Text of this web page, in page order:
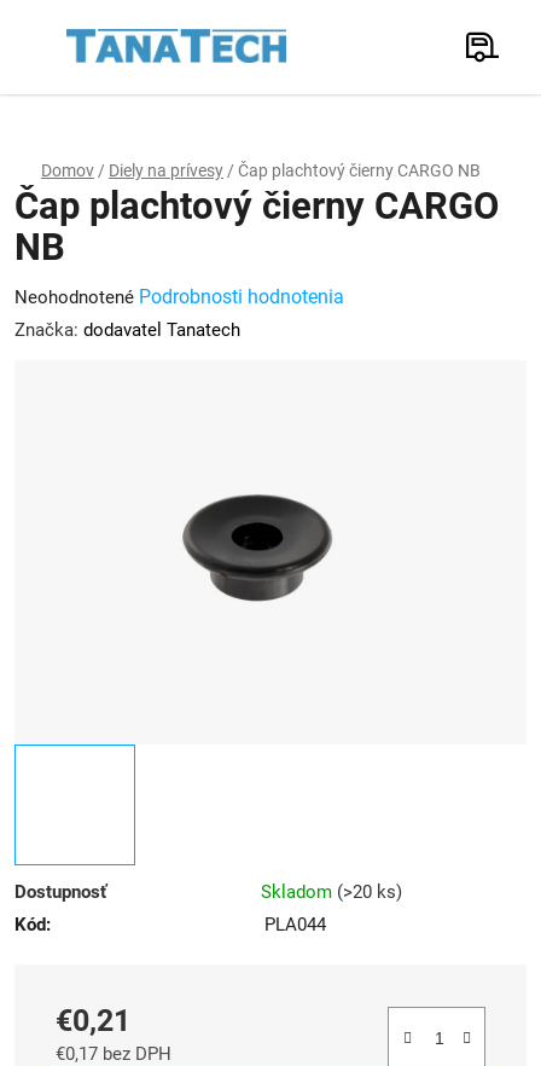
Hľadať
Domov / Diely na prívesy / Čap plachtový čierny CARGO NB
Dostupnosť Skladom (>20 ks)
Kód:
PLA044
€0,21
€0,17 bez DPH
Čap plachtový čierny CARGO
NB
Priemerné
hodnotenie
Neohodnotené Podrobnosti hodnotenia
Značka: dodavatel Tanatech